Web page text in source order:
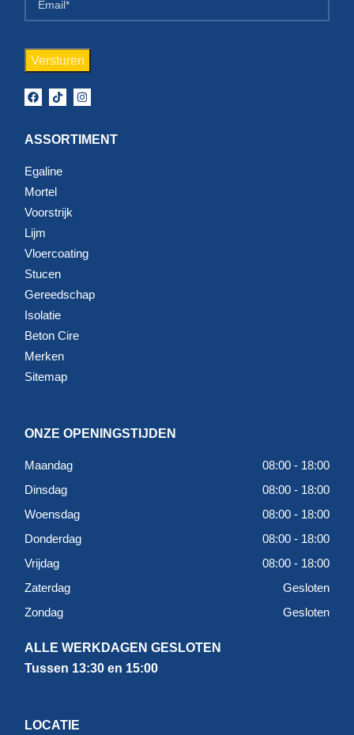
ASSORTIMENT
Egaline
Mortel
Voorstrijk
Lijm
Vloercoating
Stucen
Gereedschap
Isolatie
Beton Cire
Merken
Sitemap
ONZE OPENINGSTIJDEN
Maandag
08:00 - 18:00
Dinsdag
08:00 - 18:00
Woensdag
08:00 - 18:00
Donderdag
08:00 - 18:00
Vrijdag
08:00 - 18:00
Zaterdag
Gesloten
Zondag
Gesloten
ALLE WERKDAGEN GESLOTEN
Tussen 13:30 en 15:00
LOCATIE